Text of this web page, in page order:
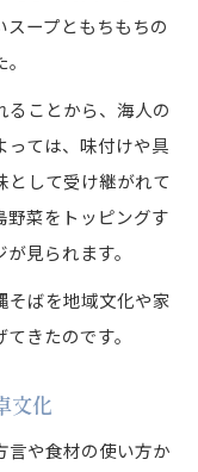
ープともちもちの
ることから、海人の
っては、味付けや具
として受け継がれて
野菜をトッピングす
見られます。
そばを地域文化や家
きたのです。
文化
言や食材の使い方か